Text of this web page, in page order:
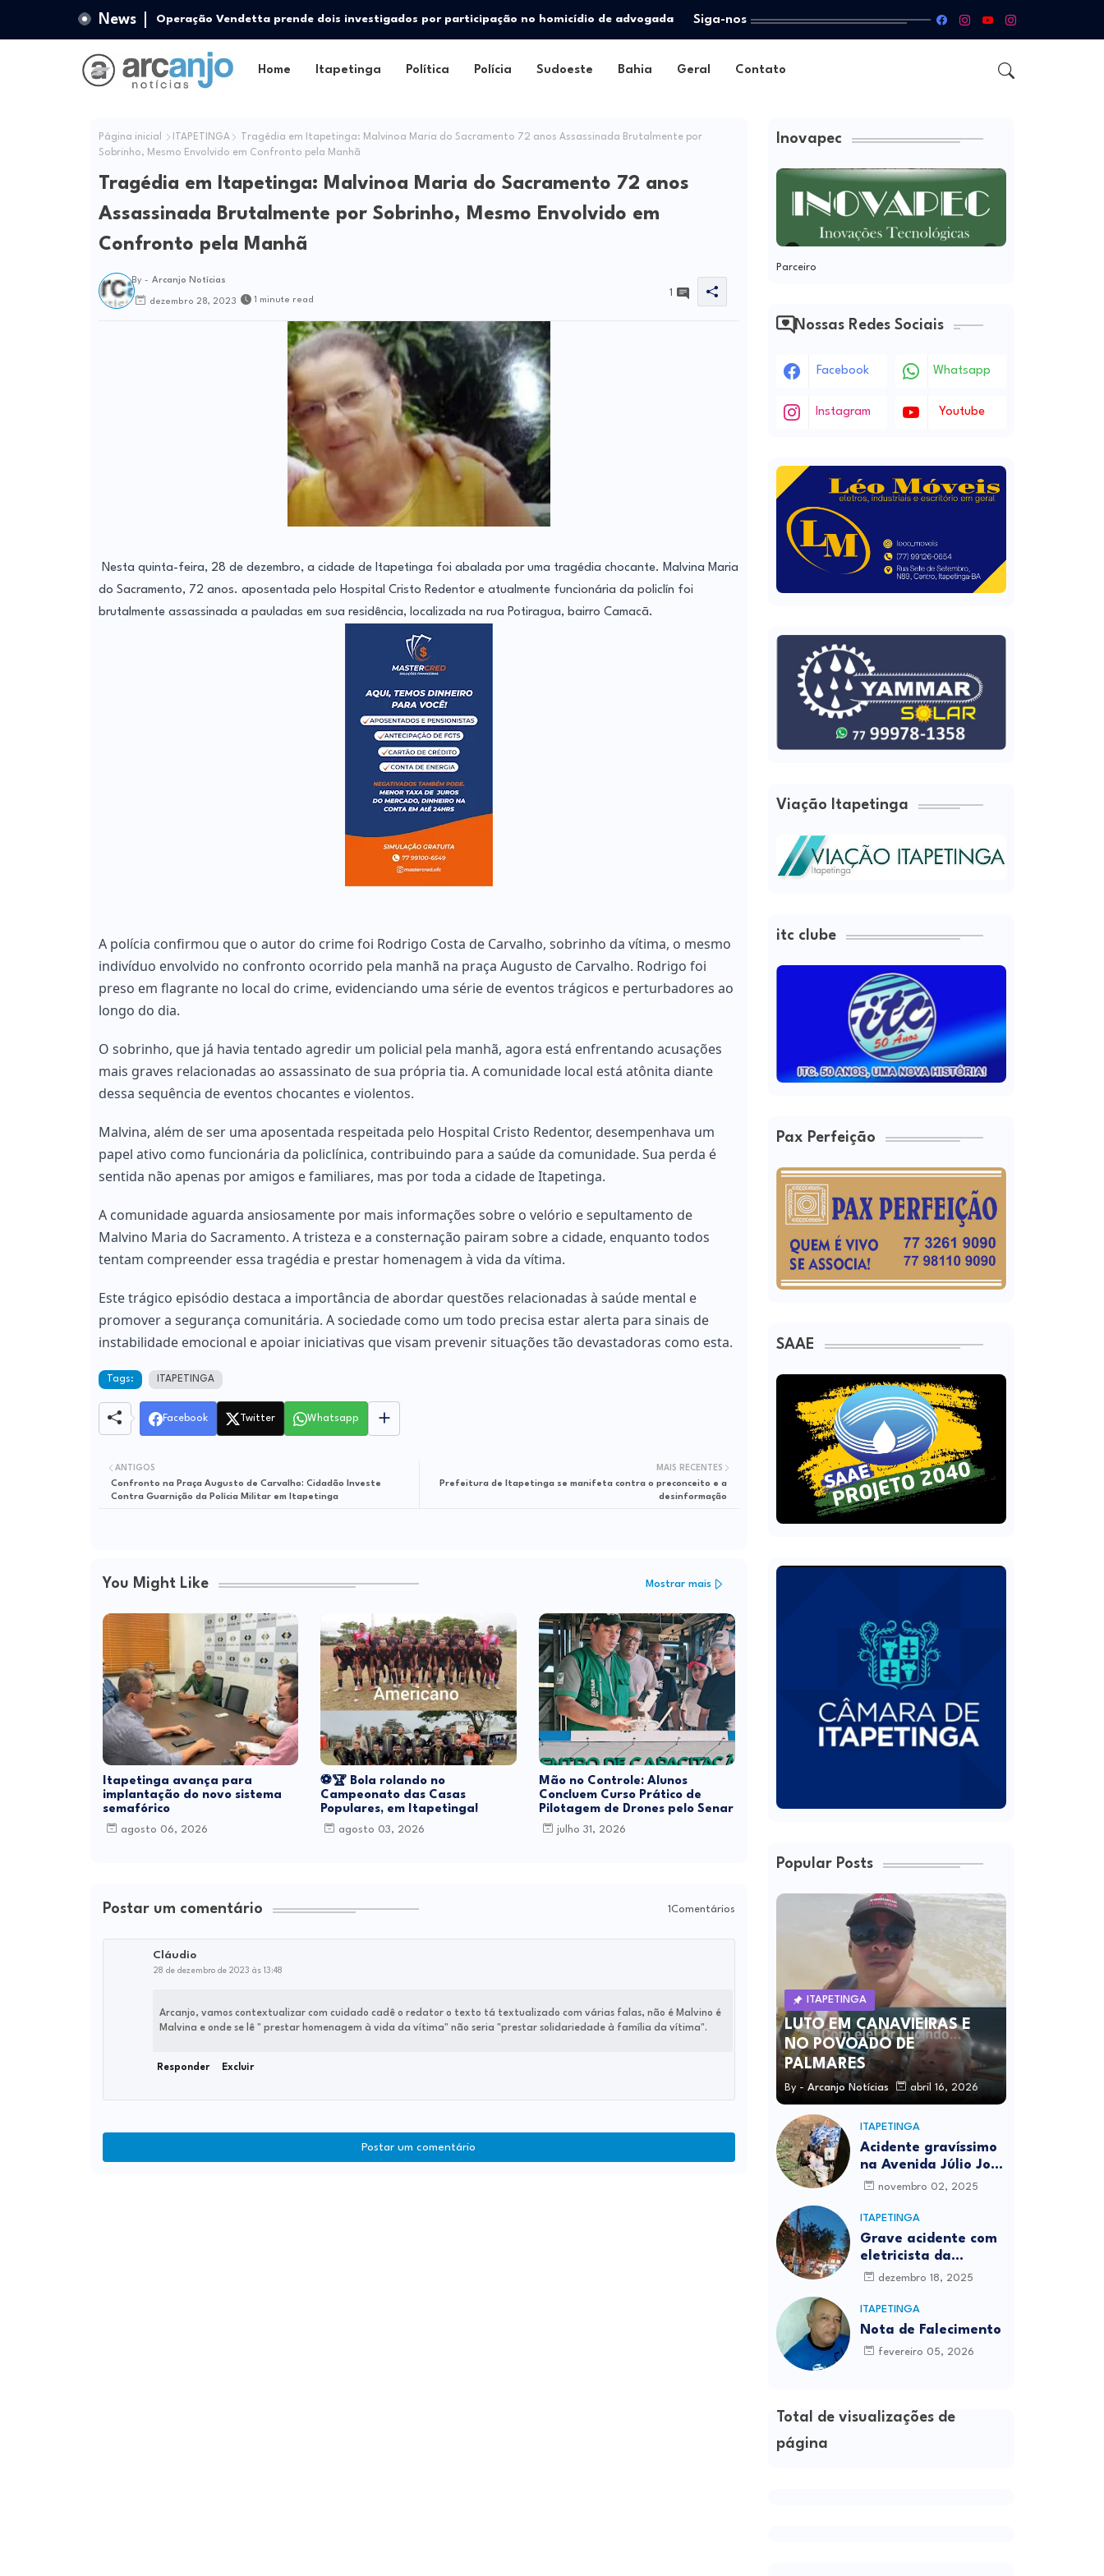
News Operação Vendetta prende dois investigados por participação no homicídio de advogada Siga-nos
Home Itapetinga Política Polícia Sudoeste Bahia Geral Contato
Página inicial ITAPETINGA
Tragédia em Itapetinga: Malvinoa Maria do Sacramento 72 anos Assassinada Brutalmente por
Sobrinho, Mesmo Envolvido em Confronto pela Manhã
Tragédia em Itapetinga: Malvinoa Maria do Sacramento 72 anos
Assassinada Brutalmente por Sobrinho, Mesmo Envolvido em
Confronto pela Manhã
By - Arcanjo Notícias
dezembro 28, 2023 1 minute read
1
Nesta quinta-feira, 28 de dezembro, a cidade de Itapetinga foi abalada por uma tragédia chocante. Malvina Maria
do Sacramento, 72 anos. aposentada pelo Hospital Cristo Redentor e atualmente funcionária da policlín foi
brutalmente assassinada a pauladas em sua residência, localizada na rua Potiragua, bairro Camacã.
A polícia confirmou que o autor do crime foi Rodrigo Costa de Carvalho, sobrinho da vítima, o mesmo
indivíduo envolvido no confronto ocorrido pela manhã na praça Augusto de Carvalho. Rodrigo foi
preso em flagrante no local do crime, evidenciando uma série de eventos trágicos e perturbadores ao
longo do dia.
O sobrinho, que já havia tentado agredir um policial pela manhã, agora está enfrentando acusações
mais graves relacionadas ao assassinato de sua própria tia. A comunidade local está atônita diante
dessa sequência de eventos chocantes e violentos.
Malvina, além de ser uma aposentada respeitada pelo Hospital Cristo Redentor, desempenhava um
papel ativo como funcionária da policlínica, contribuindo para a saúde da comunidade. Sua perda é
sentida não apenas por amigos e familiares, mas por toda a cidade de Itapetinga.
A comunidade aguarda ansiosamente por mais informações sobre o velório e sepultamento de
Malvino Maria do Sacramento. A tristeza e a consternação pairam sobre a cidade, enquanto todos
tentam compreender essa tragédia e prestar homenagem à vida da vítima.
Este trágico episódio destaca a importância de abordar questões relacionadas à saúde mental e
promover a segurança comunitária. A sociedade como um todo precisa estar alerta para sinais de
instabilidade emocional e apoiar iniciativas que visam prevenir situações tão devastadoras como esta.
Tags: ITAPETINGA
Facebook Twitter Whatsapp
MAIS RECENTES
Prefeitura de Itapetinga se manifeta contra o preconceito e a
desinformação
ANTIGOS
Confronto na Praça Augusto de Carvalho: Cidadão Investe
Contra Guarnição da Polícia Militar em Itapetinga
You Might Like Mostrar mais
Itapetinga avança para
implantação do novo sistema
semafórico
agosto 06, 2026
⚽🏆 Bola rolando no
Campeonato das Casas
Populares, em Itapetinga!
agosto 03, 2026
Mão no Controle: Alunos
Concluem Curso Prático de
Pilotagem de Drones pelo Senar
julho 31, 2026
Postar um comentário 1Comentários
Cláudio
28 de dezembro de 2023 às 13:48
Arcanjo, vamos contextualizar com cuidado cadê o redator o texto tá textualizado com várias falas, não é Malvino é
Malvina e onde se lê " prestar homenagem à vida da vítima" não seria "prestar solidariedade à família da vítima".
Responder Excluir
Postar um comentário
Inovapec
Parceiro
Nossas Redes Sociais
Facebook Whatsapp
Instagram Youtube
Viação Itapetinga
itc clube
Pax Perfeição
SAAE
Popular Posts
ITAPETINGA
LUTO EM CANAVIEIRAS E
NO POVOADO DE
PALMARES
By - Arcanjo Notícias abril 16, 2026
ITAPETINGA
Acidente gravíssimo
na Avenida Júlio José
Rodrigues deixa um
novembro 02, 2025
ITAPETINGA
Grave acidente com
eletricista da
Prefeitura é
Itapetinga
dezembro 18, 2025
ITAPETINGA
Nota de Falecimento
fevereiro 05, 2026
Total de visualizações de
página